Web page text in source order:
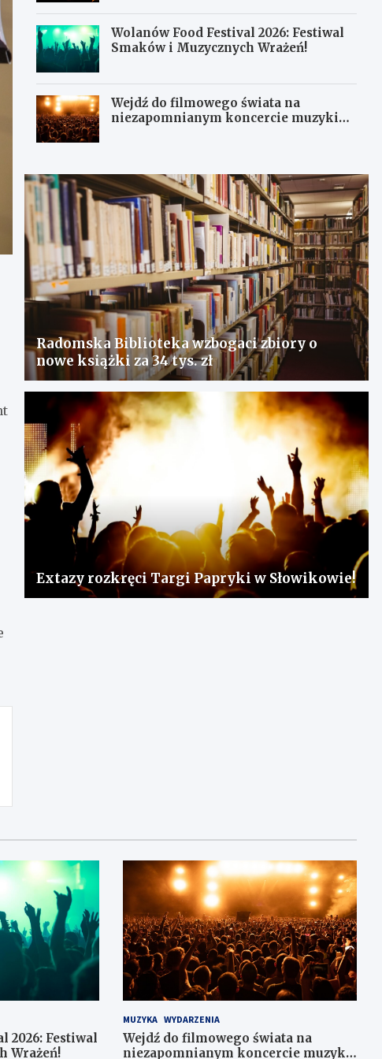
Wolanów Food Festival 2026: Festiwal
Smaków i Muzycznych Wrażeń!
Wejdź do filmowego świata na
niezapomnianym koncercie muzyki
Radomska Biblioteka wzbogaci zbiory o
nowe książki za 34 tys. zł
Extazy rozkręci Targi Papryki w Słowikowie!
2026: Festiwal
Wrażeń!
MUZYKA WYDARZENIA
Wejdź do filmowego świata na
niezapomnianym koncercie muzyki